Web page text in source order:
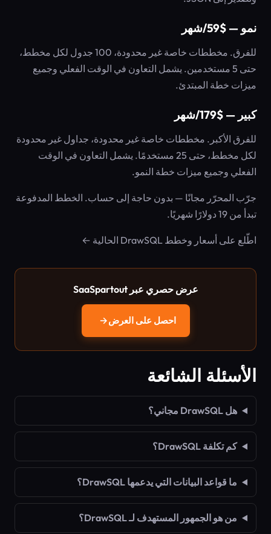
نمو — $59/شهر
للفرق. مخططات خاصة غير محدودة، 100 جدول لكل مخطط،
حتى 5 مستخدمين. يشمل التعاون في الوقت الفعلي وجميع
ميزات خطة المبتدئ.
كبير — $179/شهر
للفرق الأكبر. مخططات خاصة غير محدودة، جداول غير محدودة
لكل مخطط، حتى 25 مستخدمًا. يشمل التعاون في الوقت
الفعلي وجميع ميزات خطة النمو.
جرّب المحرّر مجانًا — بدون حاجة إلى حساب. الخطط المدفوعة
تبدأ من 19 دولارًا شهريًا.
اطّلع على أسعار وخطط DrawSQL الحالية ←
عرض حصري عبر SaaSpartout
احصل على العرض→
الأسئلة الشائعة
هل DrawSQL مجاني؟
كم تكلفة DrawSQL؟
ما قواعد البيانات التي يدعمها DrawSQL؟
من هو الجمهور المستهدف لـ DrawSQL؟